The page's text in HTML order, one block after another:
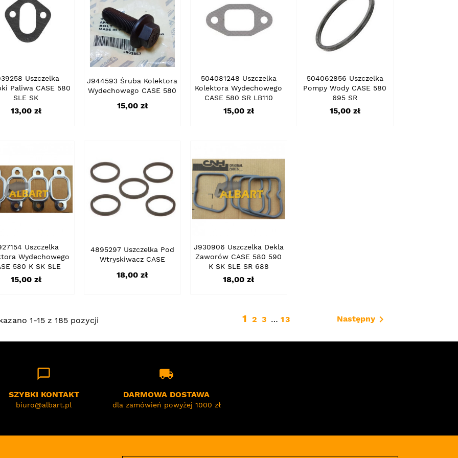
Uszczelka
Paliwa CASE 580
SLE SK
Cena
13,00 zł
J944593 Śruba Kolektora
Wydechowego CASE 580
Cena
15,00 zł
504081248 Uszczelka
Kolektora Wydechowego
CASE 580 SR LB110
Cena
15,00 zł
504062856 Uszczelka
Pompy Wody CASE 580
695 SR
Cena
15,00 zł
Uszczelka
Wydechowego
580 K SK SLE
Cena
15,00 zł
4895297 Uszczelka Pod
Wtryskiwacz CASE
Cena
18,00 zł
J930906 Uszczelka Dekla
Zaworów CASE 580 590
K SK SLE SR 688
Cena
18,00 zł
1-15 z 185 pozycji 1 2 3 … 13 Następny
chat_bubble_outline
SZYBKI KONTAKT
biuro@albart.pl
local_shipping
DARMOWA DOSTAWA
dla zamówień powyżej 1000 zł